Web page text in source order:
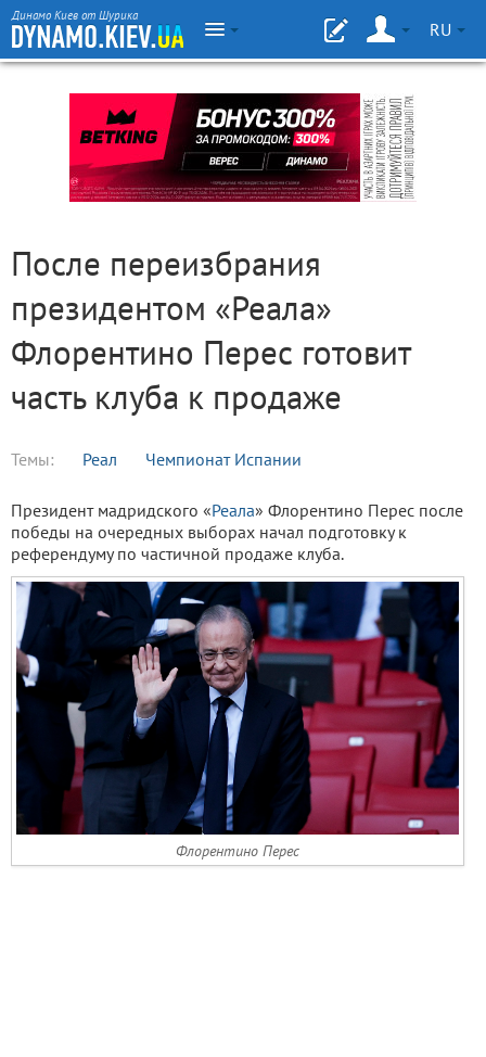
Динамо Киев от Шурика
RU
После переизбрания
президентом «Реала»
Флорентино Перес готовит
часть клуба к продаже
Темы: Реал Чемпионат Испании
Президент мадридского «Реала» Флорентино Перес после
победы на очередных выборах начал подготовку к
референдуму по частичной продаже клуба.
Флорентино Перес